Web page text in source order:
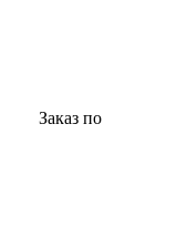
Заказ по